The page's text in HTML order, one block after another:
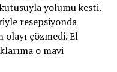
yolumu kesti.
resepsiyonda
olayı çözmedi. El
o mavi